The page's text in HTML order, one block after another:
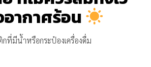
อากาศร้อน
ที่มีน้ำหรือกระป๋องเครื่องดื่ม